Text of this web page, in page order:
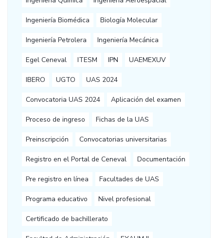
Ingeniería Biomédica Biología Molecular
Ingeniería Petrolera Ingeniería Mecánica
Egel Ceneval ITESM IPN UAEMEXUV
IBERO UGTO UAS 2024
Convocatoria UAS 2024 Aplicación del examen
Proceso de ingreso Fichas de la UAS
Preinscripción Convocatorias universitarias
Registro en el Portal de Ceneval Documentación
Pre registro en línea Facultades de UAS
Programa educativo Nivel profesional
Certificado de bachillerato